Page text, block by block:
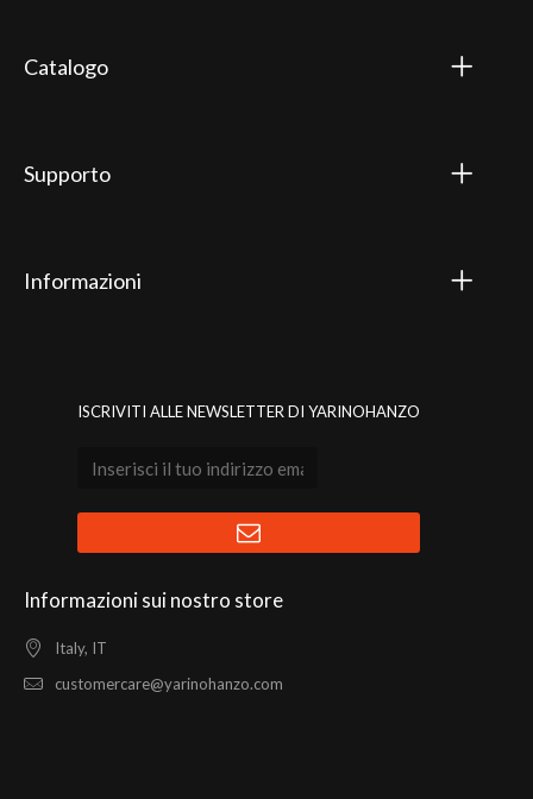
Catalogo
Supporto
Informazioni
ISCRIVITI ALLE NEWSLETTER DI YARINOHANZO
Informazioni sui nostro store
Italy, IT
customercare@yarinohanzo.com